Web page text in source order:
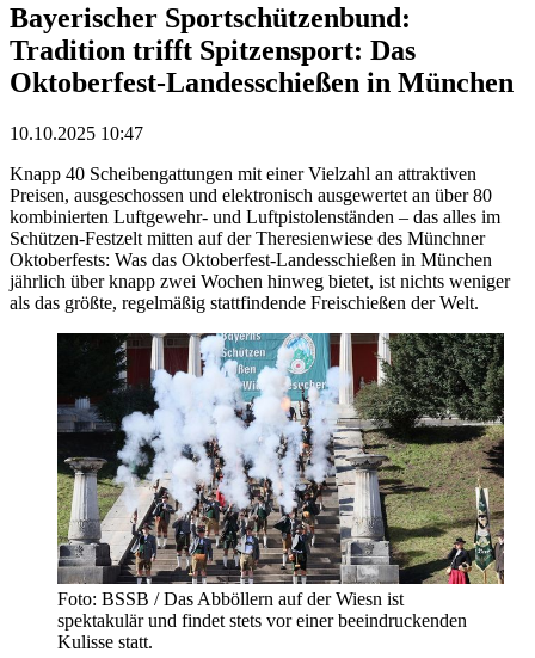
Bayerischer Sportschützenbund:
Tradition trifft Spitzensport: Das
Oktoberfest-Landesschießen in München
10.10.2025 10:47
Knapp 40 Scheibengattungen mit einer Vielzahl an attraktiven
Preisen, ausgeschossen und elektronisch ausgewertet an über 80
kombinierten Luftgewehr- und Luftpistolenständen – das alles im
Schützen-Festzelt mitten auf der Theresienwiese des Münchner
Oktoberfests: Was das Oktoberfest-Landesschießen in München
jährlich über knapp zwei Wochen hinweg bietet, ist nichts weniger
als das größte, regelmäßig stattfindende Freischießen der Welt.
Foto: BSSB / Das Abböllern auf der Wiesn ist
spektakulär und findet stets vor einer beeindruckenden
Kulisse statt.